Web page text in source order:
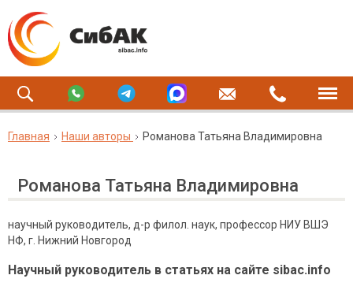
Главная Наши авторы Романова Татьяна Владимировна
Романова Татьяна Владимировна
научный руководитель, д-р филол. наук, профессор НИУ ВШЭ
НФ, г. Нижний Новгород
Научный руководитель в статьях на сайте sibac.info